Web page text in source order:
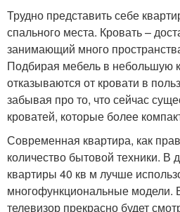
Трудно представить себе
спального места. Кровать –
занимающий много
Подбирая мебель в небольшую
отказываются от кровати в
забывая про то, что сейчас
кроватей, которые более
Современная квартира, как
количество бытовой техники. В
квартиры 40 кв м лучше
многофункциональные модели.
телевизор прекрасно будет